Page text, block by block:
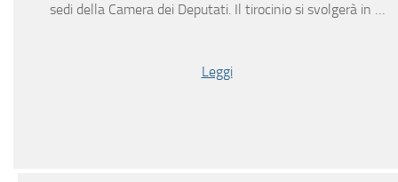
sedi della Camera dei Deputati. Il tirocinio si svolgerà in …
Leggi